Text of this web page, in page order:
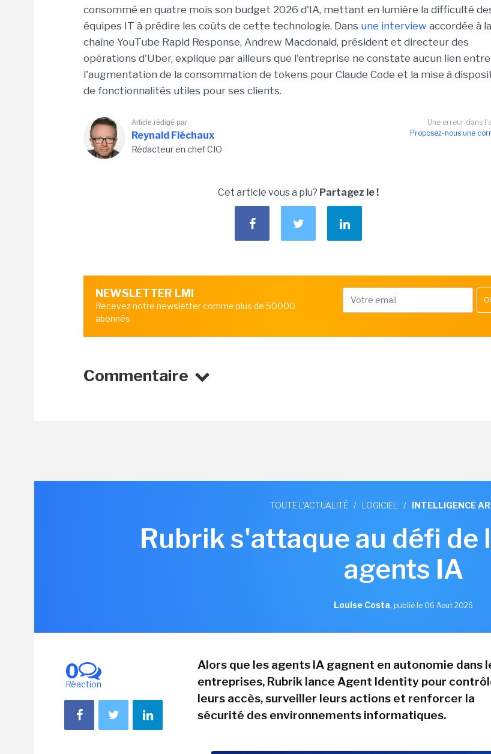
consommé en quatre mois son budget 2026 d'IA, mettant en lumière la difficulté
équipes IT à prédire les coûts de cette technologie. Dans une interview accordée à la
chaîne YouTube Rapid Response, Andrew Macdonald, président et directeur des
opérations d'Uber, explique par ailleurs que l'entreprise ne constate aucun lien entre
l'augmentation de la consommation de tokens pour Claude Code et la mise à
de fonctionnalités utiles pour ses clients.
Une erreur dans
Proposez-nous une
Article rédigé par
Reynald Fléchaux
Rédacteur en chef CIO
Cet article vous a plu? Partagez le !
NEWSLETTER LMI
Recevez notre newsletter comme plus de 50000
abonnés
Commentaire
TOUTE L'ACTUALITÉ / LOGICIEL / INTELLIGENCE
Rubrik s'attaque au défi de
agents IA
Louise Costa, publié le 06 Aout 2026
0
Réaction
Alors que les agents IA gagnent en autonomie dans
entreprises, Rubrik lance Agent Identity pour
leurs accès, surveiller leurs actions et renforcer la
sécurité des environnements informatiques.